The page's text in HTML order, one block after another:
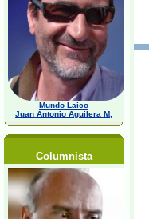
Mundo Laico
Juan Antonio Aguilera M,
Columnista